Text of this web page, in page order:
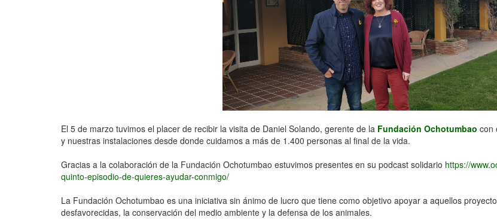
El 5 de marzo tuvimos el placer de recibir la visita de Daniel Solando, gerente de la Fundación Ochotumbao con
y nuestras instalaciones desde donde cuidamos a más de 1.400 personas al final de la vida.
Gracias a la colaboración de la Fundación Ochotumbao estuvimos presentes en su podcast solidario https://
quinto-episodio-de-quieres-ayudar-conmigo/
La Fundación Ochotumbao es una iniciativa sin ánimo de lucro que tiene como objetivo apoyar a aquellos
desfavorecidas, la conservación del medio ambiente y la defensa de los animales.